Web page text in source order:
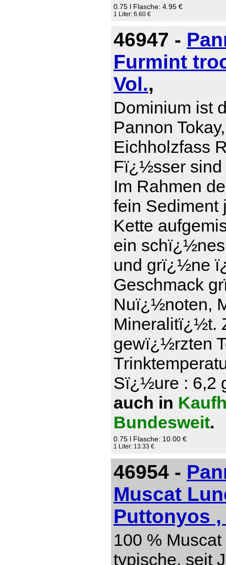
0.75 l Flasche: 4.95 €
1 Liter: 6.60 €
46947 -
Furmint
Vol.,
Dominium ist
Pannon
Eichholzfass
Fï¿½sser sind
Im Rahmen
fein Sediment
Kette
ein
und grï¿½ne
Geschmack
Nuï¿½noten,
Mineralitï¿½t.
gewï¿½rzten
Sï¿½ure : 6,2
auch in
Bundesweit.
0.75 l Flasche: 10.00 €
1 Liter: 13.33 €
46954 -
Muscat
Puttonyos ,
100 %
typische, seit